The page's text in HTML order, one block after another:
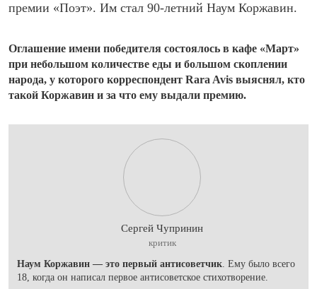
премии «Поэт». Им стал 90-летний Наум Коржавин.
Оглашение имени победителя состоялось в кафе «Март»
при небольшом количестве еды и большом скоплении
народа, у которого корреспондент Rara Avis выяснял, кто
такой Коржавин и за что ему выдали премию.
Сергей Чупринин
критик
Наум Коржавин — это первый антисоветчик. Ему было всего
18, когда он написал первое антисоветское стихотворение.